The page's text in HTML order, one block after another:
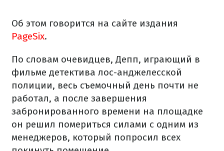
Об этом говорится на сайте издания
PageSix.
По словам очевидцев, Депп, играющий в
фильме детектива лос-анджелесской
полиции, весь съемочный день почти не
работал, а после завершения
забронированного времени на площадке
он решил помериться силами с одним из
менеджеров, который попросил всех